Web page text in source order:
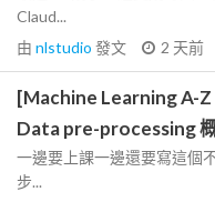
Claud...
由 nlstudio 發文 2 天前
[Machine Learning A-
Data pre-processing
一邊要上課一邊還要寫這個
步...